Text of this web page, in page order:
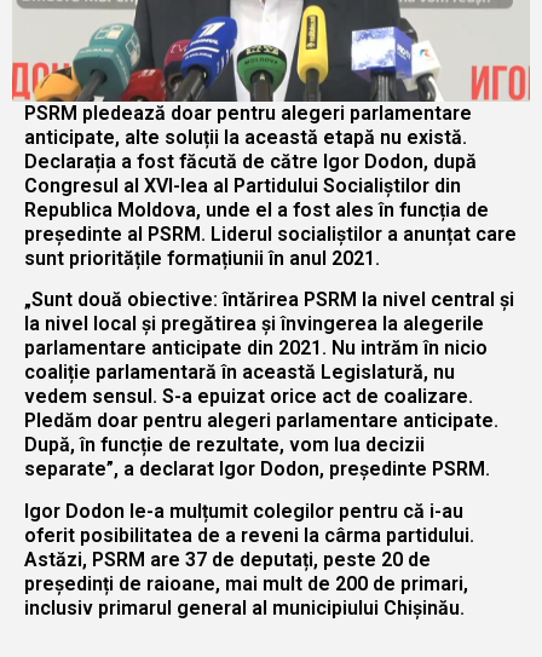
PSRM pledează doar pentru alegeri parlamentare
anticipate, alte soluții la această etapă nu există.
Declarația a fost făcută de către Igor Dodon, după
Congresul al XVI-lea al Partidului Socialiștilor din
Republica Moldova, unde el a fost ales în funcția de
președinte al PSRM. Liderul socialiștilor a anunțat care
sunt prioritățile formațiunii în anul 2021.
„Sunt două obiective: întărirea PSRM la nivel central și
la nivel local și pregătirea și învingerea la alegerile
parlamentare anticipate din 2021. Nu intrăm în nicio
coaliție parlamentară în această Legislatură, nu
vedem sensul. S-a epuizat orice act de coalizare.
Pledăm doar pentru alegeri parlamentare anticipate.
După, în funcție de rezultate, vom lua decizii
separate”, a declarat Igor Dodon, președinte PSRM.
Igor Dodon le-a mulțumit colegilor pentru că i-au
oferit posibilitatea de a reveni la cârma partidului.
Astăzi, PSRM are 37 de deputați, peste 20 de
președinți de raioane, mai mult de 200 de primari,
inclusiv primarul general al municipiului Chișinău.